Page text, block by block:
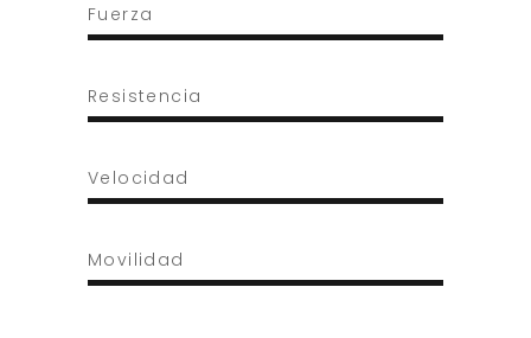
Fuerza
Resistencia
Velocidad
Movilidad